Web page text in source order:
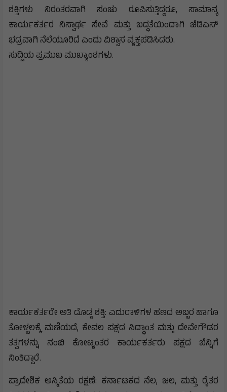
ಶಕ್ತಿಗಳು ನಿರಂತರವಾಗಿ ಸಂಚು ರೂಪಿಸುತ್ತಿದ್ದರೂ, ಸಾಮಾನ್ಯ
ಕಾರ್ಯಕರ್ತರ ನಿಸ್ವಾರ್ಥ ಸೇವೆ ಮತ್ತು ಬದ್ಧತೆಯಿಂದಾಗಿ ಜೆಡಿಎಸ್
ಭದ್ರವಾಗಿ ನೆಲೆಯೂರಿದೆ ಎಂದು ವಿಶ್ವಾಸ ವ್ಯಕ್ತಪಡಿಸಿದರು.
​ಸುದ್ದಿಯ ಪ್ರಮುಖ ಮುಖ್ಯಾಂಶಗಳು.
​ಕಾರ್ಯಕರ್ತರೇ ಅತಿ ದೊಡ್ಡ ಶಕ್ತಿ: ಎದುರಾಳಿಗಳ ಹಣದ ಅಬ್ಬರ ಹಾಗೂ
ತೋಳ್ಬಲಕ್ಕೆ ಮಣಿಯದೆ, ಕೇವಲ ಪಕ್ಷದ ಸಿದ್ಧಾಂತ ಮತ್ತು ದೇವೇಗೌಡರ
ತತ್ವಗಳನ್ನು ನಂಬಿ ಕೋಟ್ಯಂತರ ಕಾರ್ಯಕರ್ತರು ಪಕ್ಷದ ಬೆನ್ನಿಗೆ
ನಿಂತಿದ್ದಾರೆ.
​ಪ್ರಾದೇಶಿಕ ಅಸ್ಮಿತೆಯ ರಕ್ಷಣೆ: ಕರ್ನಾಟಕದ ನೆಲ, ಜಲ, ಮತ್ತು ರೈತರ